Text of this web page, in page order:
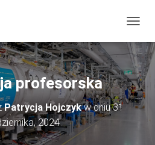
R
Z
E
Ł
Ą
C
Z
profesorska
Patrycja Hojczykw dniu31
2024